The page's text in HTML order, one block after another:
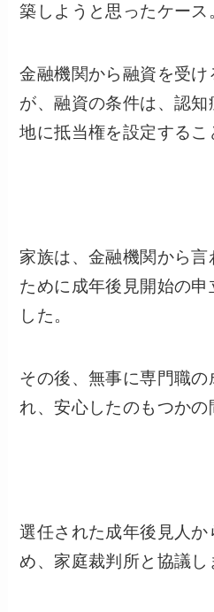
築しようと思ったケース
金融機関から融資を受
が、融資の条件は、認
地に抵当権を設定するこ
家族は、金融機関から
ために成年後見開始の申
した。
その後、無事に専門職の
れ、安心したのもつかの
選任された成年後見人
め、家庭裁判所と協議し